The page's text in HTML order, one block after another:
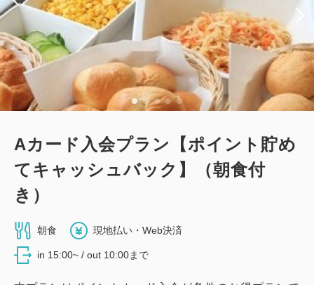
Aカード入会プラン【ポイント貯め
てキャッシュバック】（朝食付
き）
朝食 現地払い・Web決済
in 15:00~ / out 10:00まで